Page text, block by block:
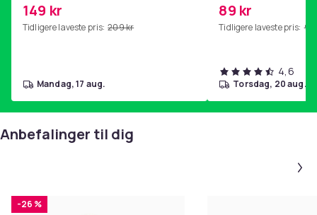
hjemmegymnastikk Purple
149 kr
Tidligere laveste pris: 209 kr
mandag, 17 aug.
89 kr
Tidligere laveste pris: 99
4,6
torsdag, 20 aug.
Anbefalinger til dig
-26 %